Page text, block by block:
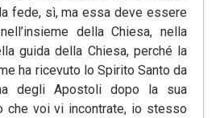
fede, sì, ma essa deve essere
della Chiesa, nella
guida della Chiesa, perché la
ha ricevuto lo Spirito Santo da
degli Apostoli dopo la sua
che voi vi incontrate, io stesso